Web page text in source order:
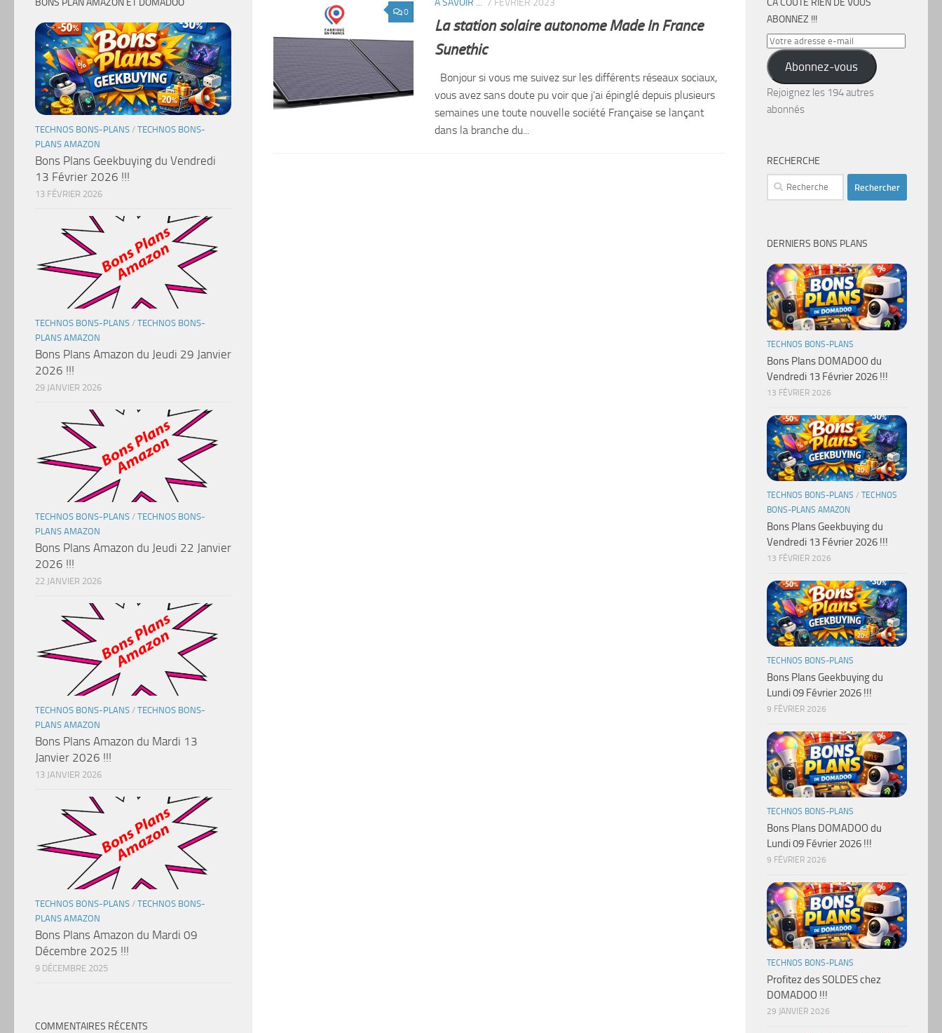
0
A SAVOIR ... 7 FÉVRIER 2023
La station solaire autonome Made In France
Sunethic
Bonjour si vous me suivez sur les différents réseaux sociaux,
vous avez sans doute pu voir que j’ai épinglé depuis plusieurs
semaines une toute nouvelle société Française se lançant
dans la branche du...
BONS PLAN AMAZON ET DOMADOO
TECHNOS BONS-PLANS / TECHNOS BONS-
PLANS AMAZON
Bons Plans Geekbuying du Vendredi
13 Février 2026 !!!
13 FÉVRIER 2026
TECHNOS BONS-PLANS / TECHNOS BONS-
PLANS AMAZON
Bons Plans Amazon du Jeudi 29 Janvier
2026 !!!
29 JANVIER 2026
TECHNOS BONS-PLANS / TECHNOS BONS-
PLANS AMAZON
Bons Plans Amazon du Jeudi 22 Janvier
2026 !!!
22 JANVIER 2026
TECHNOS BONS-PLANS / TECHNOS BONS-
PLANS AMAZON
Bons Plans Amazon du Mardi 13
Janvier 2026 !!!
13 JANVIER 2026
TECHNOS BONS-PLANS / TECHNOS BONS-
PLANS AMAZON
Bons Plans Amazon du Mardi 09
Décembre 2025 !!!
9 DÉCEMBRE 2025
COMMENTAIRES RÉCENTS
CA COÛTE RIEN DE VOUS
ABONNEZ !!!
Votre
adresse
e-
mail
Abonnez-vous
Rejoignez les 194 autres
abonnés
RECHERCHE
Rechercher :
DERNIERS BONS PLANS
TECHNOS BONS-PLANS
Bons Plans DOMADOO du
Vendredi 13 Février 2026 !!!
13 FÉVRIER 2026
TECHNOS BONS-PLANS / TECHNOS
BONS-PLANS AMAZON
Bons Plans Geekbuying du
Vendredi 13 Février 2026 !!!
13 FÉVRIER 2026
TECHNOS BONS-PLANS
Bons Plans Geekbuying du
Lundi 09 Février 2026 !!!
9 FÉVRIER 2026
TECHNOS BONS-PLANS
Bons Plans DOMADOO du
Lundi 09 Février 2026 !!!
9 FÉVRIER 2026
TECHNOS BONS-PLANS
Profitez des SOLDES chez
DOMADOO !!!
29 JANVIER 2026